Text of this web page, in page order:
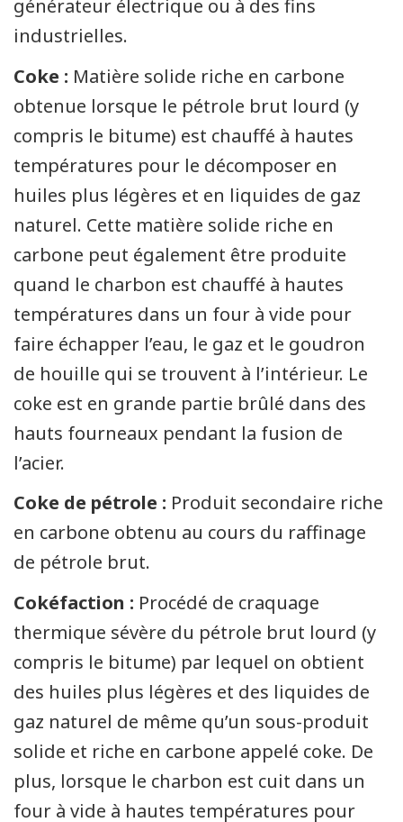
générateur électrique ou à des fins
industrielles.
Coke : Matière solide riche en carbone
obtenue lorsque le pétrole brut lourd (y
compris le bitume) est chauffé à hautes
températures pour le décomposer en
huiles plus légères et en liquides de gaz
naturel. Cette matière solide riche en
carbone peut également être produite
quand le charbon est chauffé à hautes
températures dans un four à vide pour
faire échapper l’eau, le gaz et le goudron
de houille qui se trouvent à l’intérieur. Le
coke est en grande partie brûlé dans des
hauts fourneaux pendant la fusion de
l’acier.
Coke de pétrole : Produit secondaire riche
en carbone obtenu au cours du raffinage
de pétrole brut.
Cokéfaction : Procédé de craquage
thermique sévère du pétrole brut lourd (y
compris le bitume) par lequel on obtient
des huiles plus légères et des liquides de
gaz naturel de même qu’un sous-produit
solide et riche en carbone appelé coke. De
plus, lorsque le charbon est cuit dans un
four à vide à hautes températures pour